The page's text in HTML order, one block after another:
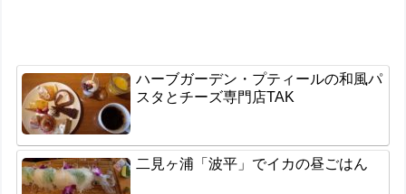
ハーブガーデン・プティールの和風パ
スタとチーズ専門店TAK
二見ヶ浦「波平」でイカの昼ごはん